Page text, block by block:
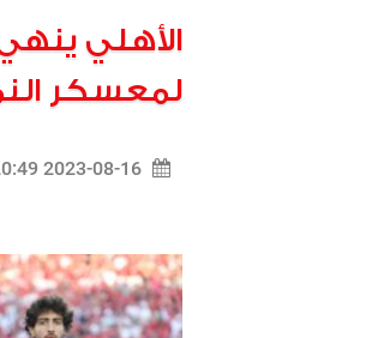
الأهلي
لمعسكر
2023-08-16 11:20:49